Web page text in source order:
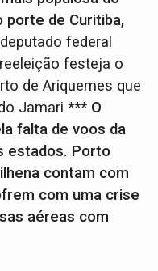
porte de Curitiba,
federal
festeja o
de Ariquemes que
Jamari*** O
falta de voos da
estados. Porto
contam com
com uma crise
aéreas com